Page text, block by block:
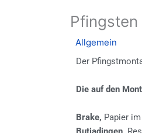
/Allgemein
Der
Die auf den
Brake, Papier